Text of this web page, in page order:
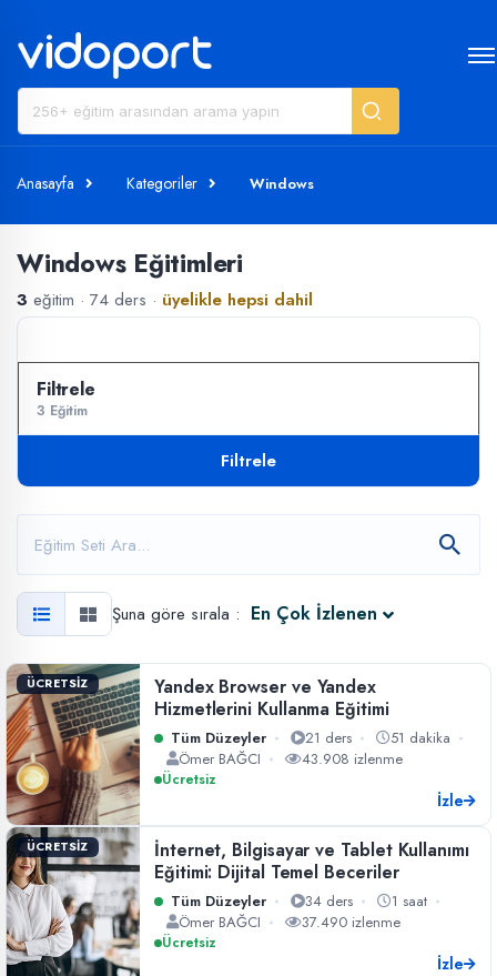
Anasayfa Kategoriler Windows
Windows Eğitimleri
3 eğitim · 74 ders · üyelikle hepsi dahil
3 Eğitim
Filtrele
Şuna göre sırala : En Çok İzlenen
ÜCRETSİZ
Yandex Browser ve Yandex
Hizmetlerini Kullanma Eğitimi
Tüm Düzeyler 21 ders
51 dakika
Ömer BAĞCI
43.908 izlenme
Ücretsiz
İzle
ÜCRETSİZ
İnternet, Bilgisayar ve Tablet Kullanımı
Eğitimi: Dijital Temel Beceriler
Tüm Düzeyler 34 ders
1 saat
Ömer BAĞCI
37.490 izlenme
Ücretsiz
İzle